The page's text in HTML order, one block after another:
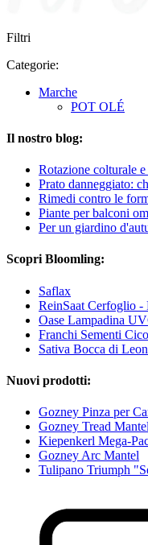
Filtri
Categorie:
Marche
POT OLÉ
Il nostro blog:
Rotazione colturale
Prato danneggiato:
Rimedi contro le
Piante per balconi
Per un giardino
Scopri Bloomling:
Saflax
ReinSaat Cerfoglio -
Oase Lampadina
Franchi Sementi
Sativa Bocca di
Nuovi prodotti:
Gozney Pinza per
Gozney Tread Mantel
Kiepenkerl Mega-
Gozney Arc Mantel
Tulipano Triumph